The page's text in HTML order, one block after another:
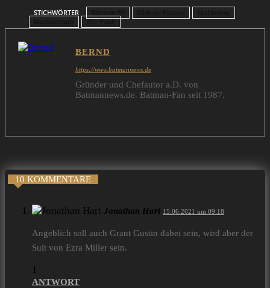
STICHWÖRTER
The Flash
BERND
https://www.batmannews.de
Gründer und Chefautor a.D. von
Batmannews.de. Batman-Fan seit 1987.
10 KOMMENTARE
Jonathan Hart 15.06.2021 um 09:18
Angeblich soll auch Grant Gustin dabei sein, wird aber der
Suit von Ezra Miller sein.
1
ANTWORT